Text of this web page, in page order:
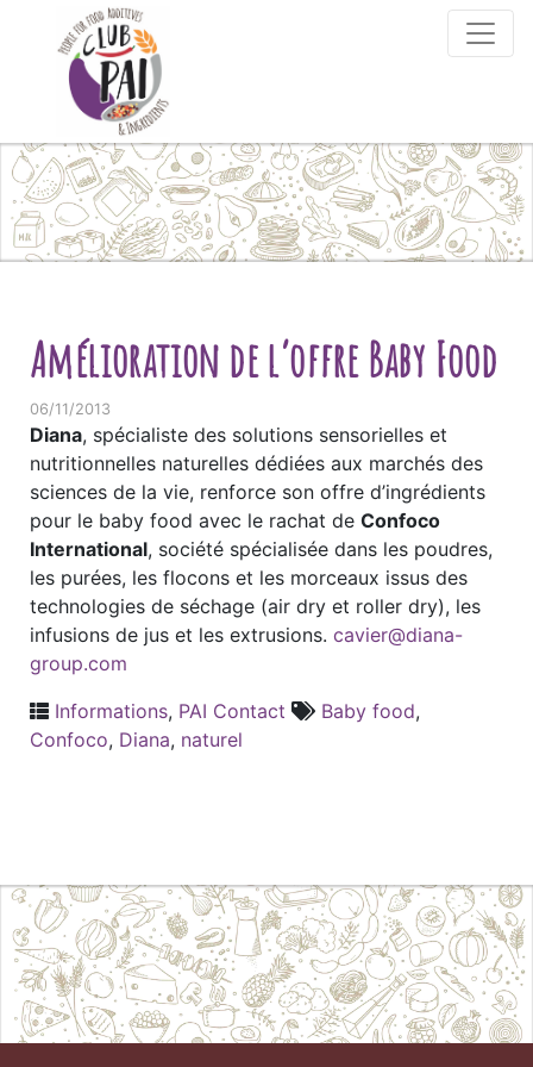
Skip to content
Amélioration de l’offre Baby Food
06/11/2013
Diana, spécialiste des solutions sensorielles et
nutritionnelles naturelles dédiées aux marchés des
sciences de la vie, renforce son offre d’ingrédients
pour le baby food avec le rachat de Confoco
International, société spécialisée dans les poudres,
les purées, les flocons et les morceaux issus des
technologies de séchage (air dry et roller dry), les
infusions de jus et les extrusions. cavier@diana-
group.com
Informations, PAI Contact Baby food,
Confoco, Diana, naturel